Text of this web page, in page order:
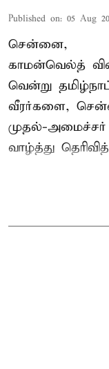
Published on: 05 Aug
சென்னை,
காமன்வெல்த்
வென்று
வீரர்களை,
முதல்-அமைச்சர்
வாழ்த்து